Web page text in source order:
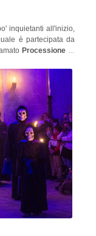
inquietanti all'inizio,
è partecipata da
Processione di
la Danza della Morte
da scheletro, scatole
di Cristo e lo